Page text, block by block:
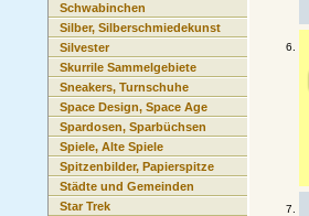
Schwabinchen
Silber, Silberschmiedekunst
Silvester
Skurrile Sammelgebiete
Sneakers, Turnschuhe
Space Design, Space Age
Spardosen, Sparbüchsen
Spiele, Alte Spiele
Spitzenbilder, Papierspitze
Städte und Gemeinden
Star Trek